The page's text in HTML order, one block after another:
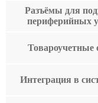
Разъёмы для
периферийных
Товароучетные
Интеграция в